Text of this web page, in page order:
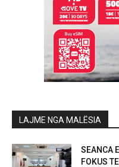
LAJME NGA MALËSIA
SEANCA
FOKUS